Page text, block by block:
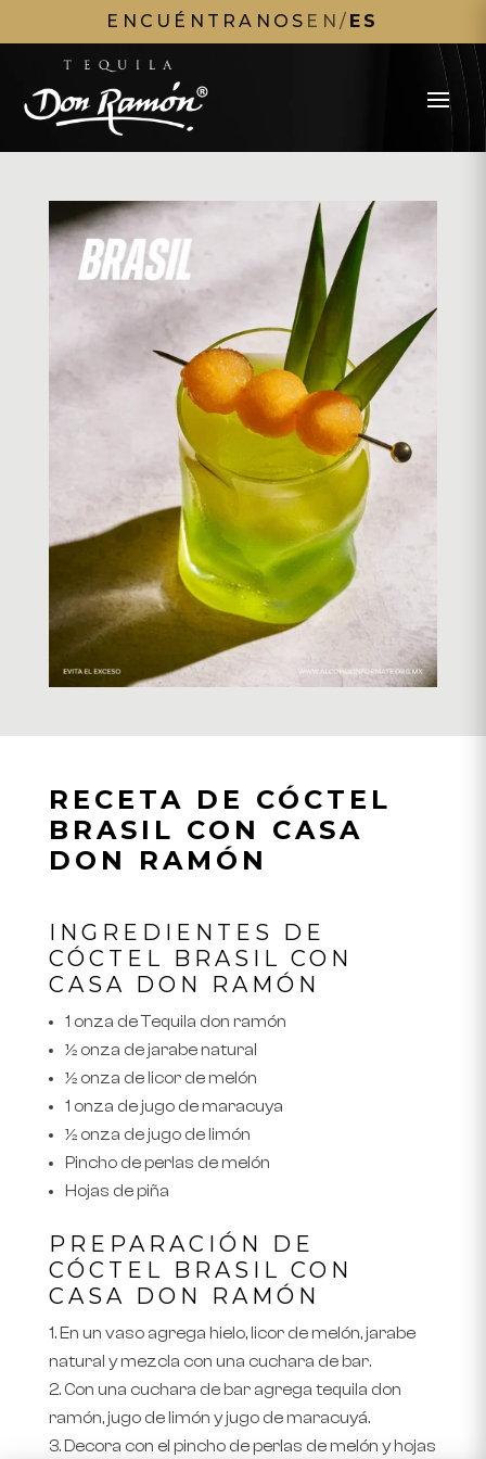
ENCUÉNTRANOS EN / ES
RECETA DE CÓCTEL
BRASIL CON CASA
DON RAMÓN
INGREDIENTES DE
CÓCTEL BRASIL CON
CASA DON RAMÓN
1 onza de Tequila don ramón
½ onza de jarabe natural
½ onza de licor de melón
1 onza de jugo de maracuya
½ onza de jugo de limón
Pincho de perlas de melón
Hojas de piña
PREPARACIÓN DE
CÓCTEL BRASIL CON
CASA DON RAMÓN
En un vaso agrega hielo, licor de melón, jarabe
natural y mezcla con una cuchara de bar.
Con una cuchara de bar agrega tequila don
ramón, jugo de limón y jugo de maracuyá.
Decora con el pincho de perlas de melón y hojas